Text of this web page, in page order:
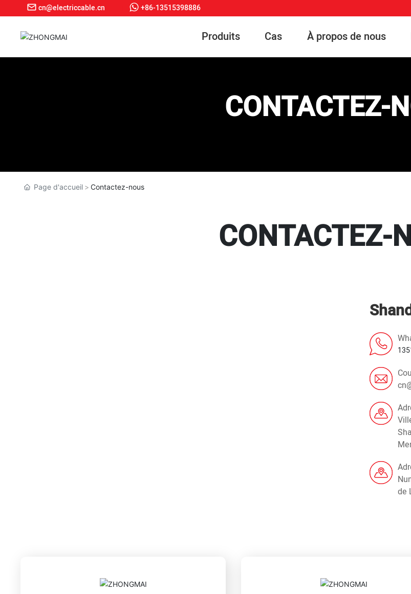
cn@electriccable.cn +86-13515398886
Produits Cas À propos de nous
CONTACTEZ-
Page d'accueil Contactez-nous
CONTACTEZ-
de